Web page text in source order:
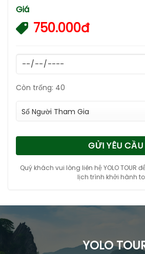
Giá
750.000đ
Còn trống: 40
GỬI YÊU CẦU
Quý khách vui lòng liên hệ YOLO TOUR
lịch trình khởi hành
YOLO